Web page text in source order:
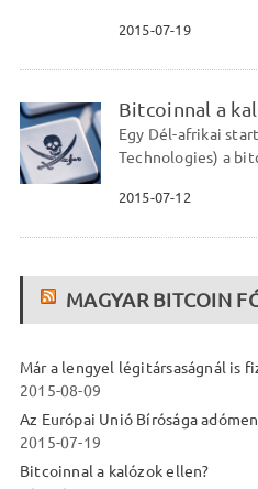
2015-07-19
Bitcoinnal a
Egy Dél-afrikai
Technologies) a
2015-07-12
MAGYAR BITCOIN
Már a lengyel légitársaságnál is
2015-08-09
Az Európai Unió Bírósága
2015-07-19
Bitcoinnal a kalózok ellen?